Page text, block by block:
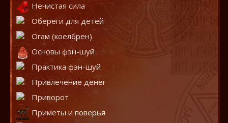
Нечистая сила
Обереги для детей
Огам (коелбрен)
Основы фэн-шуй
Практика фэн-шуй
Привлечение денег
Приворот
Приметы и поверья